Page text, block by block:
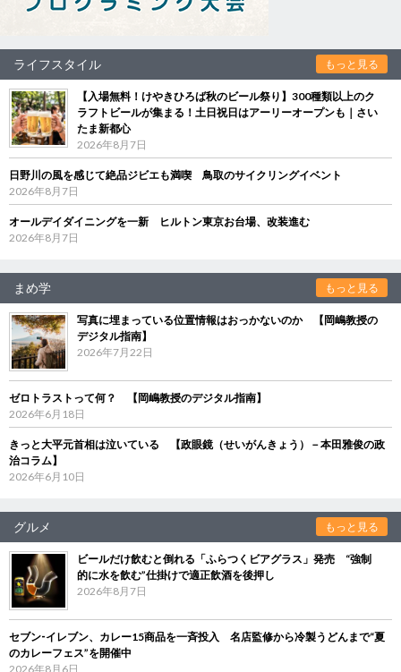
ライフスタイル もっと見る
【入場無料！けやきひろば秋のビール祭り】300種類以上のク
ラフトビールが集まる！土日祝日はアーリーオープンも｜さい
たま新都心
2026年8月7日
日野川の風を感じて絶品ジビエも満喫 鳥取のサイクリングイベント
2026年8月7日
オールデイダイニングを一新 ヒルトン東京お台場、改装進む
2026年8月7日
まめ学 もっと見る
写真に埋まっている位置情報はおっかないのか 【岡嶋教授の
デジタル指南】
2026年7月22日
ゼロトラストって何？ 【岡嶋教授のデジタル指南】
2026年6月18日
きっと大平元首相は泣いている 【政眼鏡（せいがんきょう）－本田雅俊の政
治コラム】
2026年6月10日
グルメ もっと見る
ビールだけ飲むと倒れる「ふらつくビアグラス」発売 “強制
的に水を飲む”仕掛けで適正飲酒を後押し
2026年8月7日
セブン‐イレブン、カレー15商品を一斉投入 名店監修から冷製うどんまで“夏
のカレーフェス”を開催中
2026年8月6日